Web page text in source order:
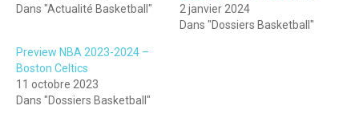
Dans "Actualité Basketball"
2 janvier 2024
Dans "Dossiers Basketball"
Preview NBA 2023-2024 –
Boston Celtics
11 octobre 2023
Dans "Dossiers Basketball"